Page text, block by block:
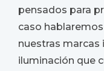
pensados para
caso
nuestras
iluminación que